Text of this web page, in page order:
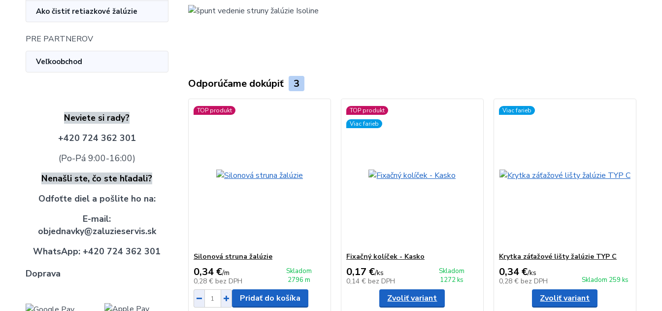
Ako čistiť retiazkové žalúzie
PRE PARTNEROV
Veľkoobchod
Neviete si rady?
+420 724 362 301
(Po-Pá 9:00-16:00)
Nenašli ste, čo ste hľadali?
Odfoťte diel a pošlite ho na:
E-mail:
objednavky@zaluzieservis.sk
WhatsApp: +420 724 362 301
Doprava
Odporúčame dokúpiť 3
TOP produkt
Silonová struna žalúzie
0,34 €/m
0,28 € bez DPH
Skladom
2796 m
Pridať do košíka
TOP produkt
Viac farieb
Fixačný kolíček - Kasko
0,17 €/ks
0,14 € bez DPH
Skladom
1272 ks
Zvoliť variant
Viac farieb
Krytka záťažové lišty žalúzie TYP C
0,34 €/ks
0,28 € bez DPH Skladom 259 ks
Zvoliť variant